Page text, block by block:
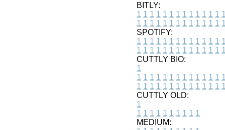
BITLY:
1 1 1 1 1 1 1 1 1 1 1 1 1 1
1 1 1 1 1 1 1 1 1 1 1 1 1 1
SPOTIFY:
1 1 1 1 1 1 1 1 1 1 1 1 1 1
1 1 1 1 1 1 1 1 1 1 1 1 1 1
CUTTLY BIO:
1
1 1 1 1 1 1 1 1 1 1 1 1 1 1
1 1 1 1 1 1 1 1 1 1 1 1 1 1
CUTTLY OLD:
1
1 1 1 1 1 1 1 1 1 1
MEDIUM: